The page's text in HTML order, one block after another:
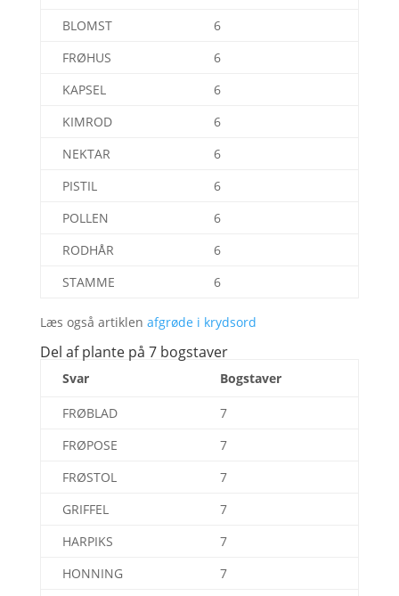
BLOMST
6
FRØHUS
6
KAPSEL
6
KIMROD
6
NEKTAR
6
PISTIL
6
POLLEN
6
RODHÅR
6
STAMME
6
Læs også artiklen afgrøde i krydsord
Del af plante på 7 bogstaver
Svar Bogstaver
FRØBLAD
7
FRØPOSE
7
FRØSTOL
7
GRIFFEL
7
HARPIKS
7
HONNING
7